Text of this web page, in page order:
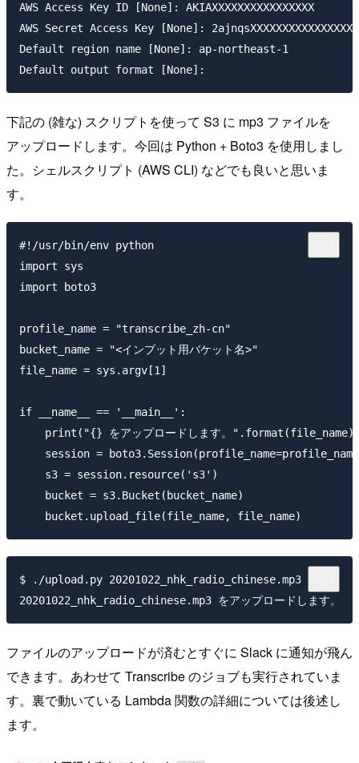
AWS Access Key ID [None]: AKIAXXXXXXXXXXXXXXXX
AWS Secret Access Key [None]:
Default region name [None]: ap-northeast-1
下記の (雑な) スクリプトを使って S3 に mp3 ファイルを
アップロードします。今回は Python + Boto3 を使用しまし
た。シェルスクリプト (AWS CLI) などでも良いと思いま
す。
#!/usr/bin/env python
import sys
import boto3
profile_name = "transcribe_zh-cn"
bucket_name = "<インプット用バケット名>"
file_name = sys.argv[1]
if __name__ == '__main__':
print("{} をアップロードします。
session =
    s3 = session.resource('s3')
    bucket = s3.Bucket(bucket_name)
$ ./upload.py 20201022_nhk_radio_chinese.mp3
ファイルのアップロードが済むとすぐに Slack に通知が飛ん
できます。あわせて Transcribe のジョブも実行されていま
す。裏で動いている Lambda 関数の詳細については後述し
ます。